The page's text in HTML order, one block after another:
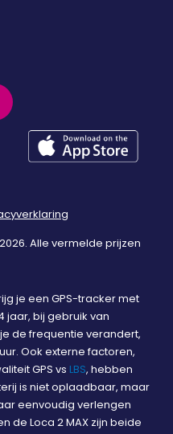
Alle vermelde prijzen
je een GPS-tracker met
jaar, bij gebruik van
de frequentie verandert,
Ook externe factoren,
GPS vs LBS, hebben
is niet oplaadbaar, maar
eenvoudig verlengen
de Loca 2 MAX zijn beide